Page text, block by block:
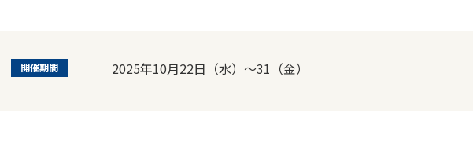
開催期間 2025年10月22日（水）～31（金）